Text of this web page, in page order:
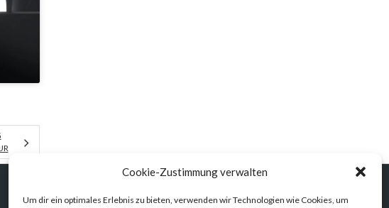
Cookie-Zustimmung verwalten
Um dir ein optimales Erlebnis zu bieten, verwenden wir Technologien wie Cookies, um